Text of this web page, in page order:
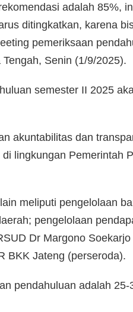
adalah 85%,
ditingkatkan, karena
pemeriksaan
Senin (1/9/2025).
semester II 2025
akuntabilitas dan
lingkungan Pemerintah
meliputi pengelolaan
pengelolaan
Dr Margono
BKK Jateng (perseroda).
pendahuluan adalah 25-